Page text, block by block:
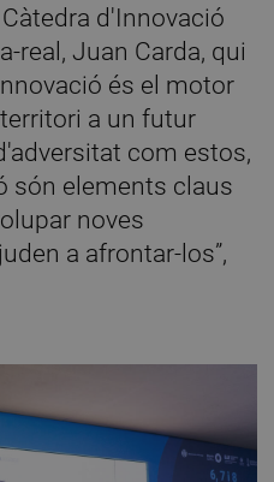
d'Innovació
real, Juan Carda, qui
és el motor
a un futur
com estos,
són elements claus
noves
a afrontar-los”,